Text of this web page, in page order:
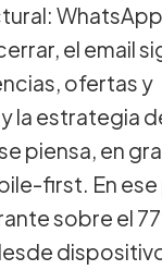
el email
ofertas y
la estrategia
piensa, en
first. En ese
sobre el